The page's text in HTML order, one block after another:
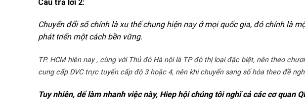
Câu trả lời 2:
Chuyển đổi số chính là xu thế chung hiện nay ở mọi quốc gia, đó chính là
phát triển một cách bền vững.
TP. HCM hiện nay , cùng với Thủ đô Hà nội là TP đô thị loại đặc biệt, nên theo
cung cấp DVC trực tuyến cấp độ 3 hoặc 4, nên khi chuyển sang số hóa theo đề
Tuy nhiên, dể làm nhanh việc này, Hiep hội chúng tôi nghĩ cả các cơ quan